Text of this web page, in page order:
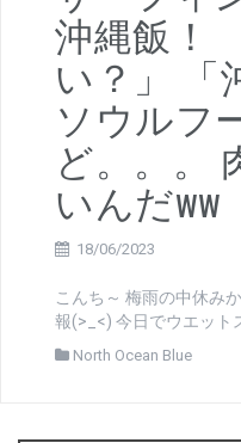
沖縄飯！
い？」 「
ソウルフ
ど。。。
いんだww
18/06/2023
こんち～ 梅雨の中休み
報(>_<) 今日でウエット
North Ocean Blue